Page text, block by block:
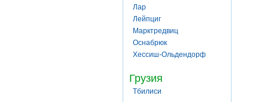
Лар
Лейпциг
Марктредвиц
Оснабрюк
Хессиш-Ольдендорф
Грузия
Тбилиси